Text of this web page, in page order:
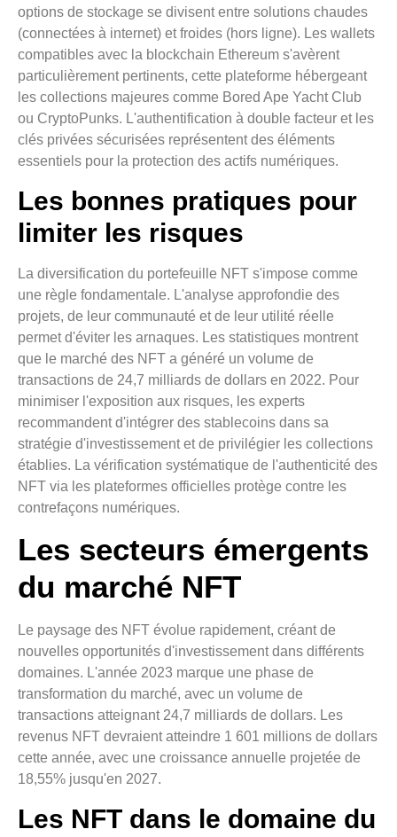
options de stockage se divisent entre solutions chaudes
(connectées à internet) et froides (hors ligne). Les wallets
compatibles avec la blockchain Ethereum s'avèrent
particulièrement pertinents, cette plateforme hébergeant
les collections majeures comme Bored Ape Yacht Club
ou CryptoPunks. L'authentification à double facteur et les
clés privées sécurisées représentent des éléments
essentiels pour la protection des actifs numériques.
Les bonnes pratiques pour
limiter les risques
La diversification du portefeuille NFT s'impose comme
une règle fondamentale. L'analyse approfondie des
projets, de leur communauté et de leur utilité réelle
permet d'éviter les arnaques. Les statistiques montrent
que le marché des NFT a généré un volume de
transactions de 24,7 milliards de dollars en 2022. Pour
minimiser l'exposition aux risques, les experts
recommandent d'intégrer des stablecoins dans sa
stratégie d'investissement et de privilégier les collections
établies. La vérification systématique de l'authenticité des
NFT via les plateformes officielles protège contre les
contrefaçons numériques.
Les secteurs émergents
du marché NFT
Le paysage des NFT évolue rapidement, créant de
nouvelles opportunités d'investissement dans différents
domaines. L'année 2023 marque une phase de
transformation du marché, avec un volume de
transactions atteignant 24,7 milliards de dollars. Les
revenus NFT devraient atteindre 1 601 millions de dollars
cette année, avec une croissance annuelle projetée de
18,55% jusqu'en 2027.
Les NFT dans le domaine du